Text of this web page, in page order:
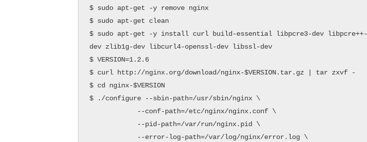
$ sudo apt-get -y remove nginx
$ sudo apt-get clean
$ sudo apt-get -y install curl build-essential libpcre3-dev libpcre++-
dev zlib1g-dev libcurl4-openssl-dev libssl-dev
$ VERSION=1.2.6
$ curl http://nginx.org/download/nginx-$VERSION.tar.gz | tar zxvf -
$ cd nginx-$VERSION
$ ./configure --sbin-path=/usr/sbin/nginx \
--conf-path=/etc/nginx/nginx.conf \
--pid-path=/var/run/nginx.pid \
--error-log-path=/var/log/nginx/error.log \